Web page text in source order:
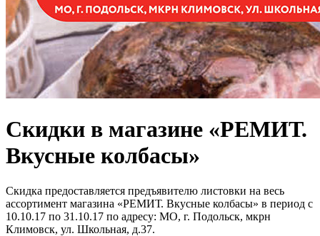
Скидки в магазине «РЕМИТ.
Вкусные колбасы»
Скидка предоставляется предъявителю листовки на весь
ассортимент магазина «РЕМИТ. Вкусные колбасы» в период с
10.10.17 по 31.10.17 по адресу: МО, г. Подольск, мкрн
Климовск, ул. Школьная, д.37.